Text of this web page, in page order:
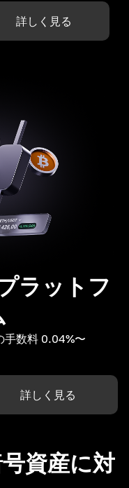
詳しく見る
ラットフ
手数料 0.04%〜
詳しく見る
資産に対